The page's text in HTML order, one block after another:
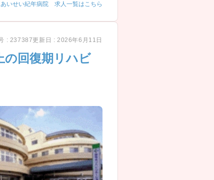
いせい紀年病院 求人一覧はこちら
: 237387更新日 : 2026年6月11日
の回復期リハビ